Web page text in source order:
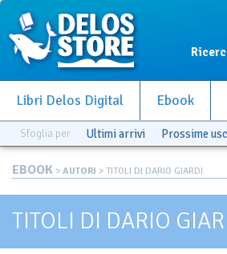
Libri Delos Digital Ebook
Sfoglia per Ultimi arrivi Prossime
EBOOK > AUTORI > TITOLI DI DARIO GIARDI
TITOLI DI DARIO